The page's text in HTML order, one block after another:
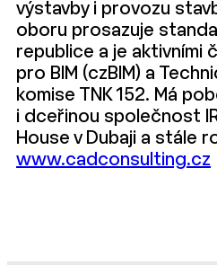
výstavby i provozu
oboru prosazuje
republice a je aktivními
pro BIM (czBIM) a
komise TNK 152. Má
i dceřinou společnost
House v Dubaji a stále
www.cadconsulting.cz